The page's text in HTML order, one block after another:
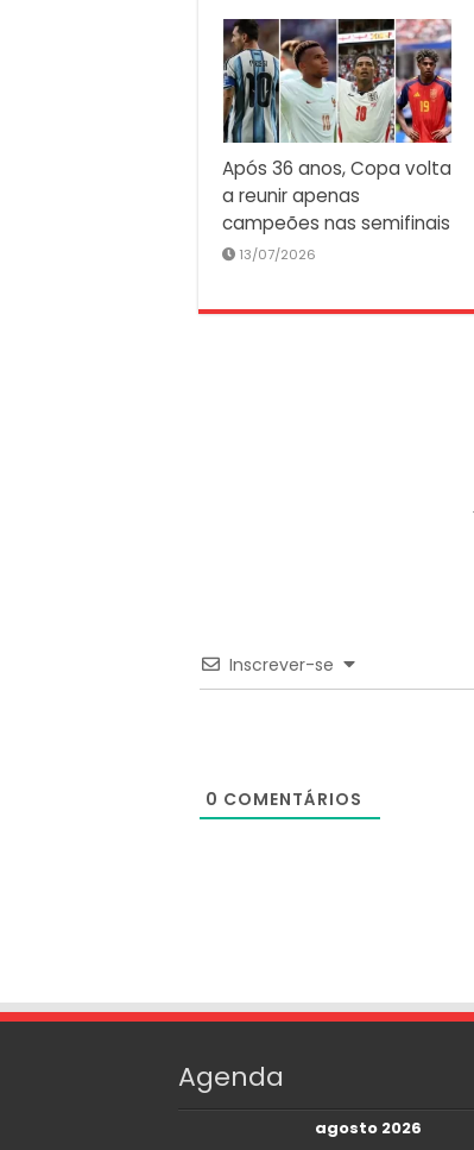
Após 36 anos, Copa volta
a reunir apenas
campeões nas semifinais
13/07/2026
Inscrever-se
0 COMENTÁRIOS
Agenda
agosto 2026